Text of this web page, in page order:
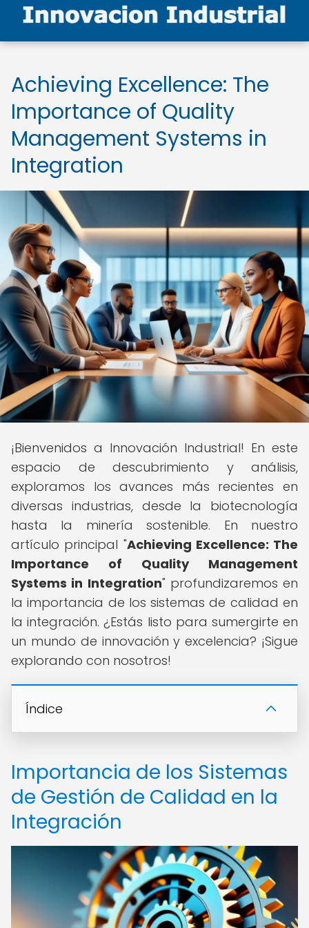
Achieving Excellence: The
Importance of Quality
Management Systems in
Integration
¡Bienvenidos a Innovación Industrial! En este
espacio de descubrimiento y análisis,
exploramos los avances más recientes en
diversas industrias, desde la biotecnología
hasta la minería sostenible. En nuestro
artículo principal "Achieving Excellence: The
Importance of Quality Management
Systems in Integration" profundizaremos en
la importancia de los sistemas de calidad en
la integración. ¿Estás listo para sumergirte en
un mundo de innovación y excelencia? ¡Sigue
explorando con nosotros!
Índice
Importancia de los Sistemas
de Gestión de Calidad en la
Integración